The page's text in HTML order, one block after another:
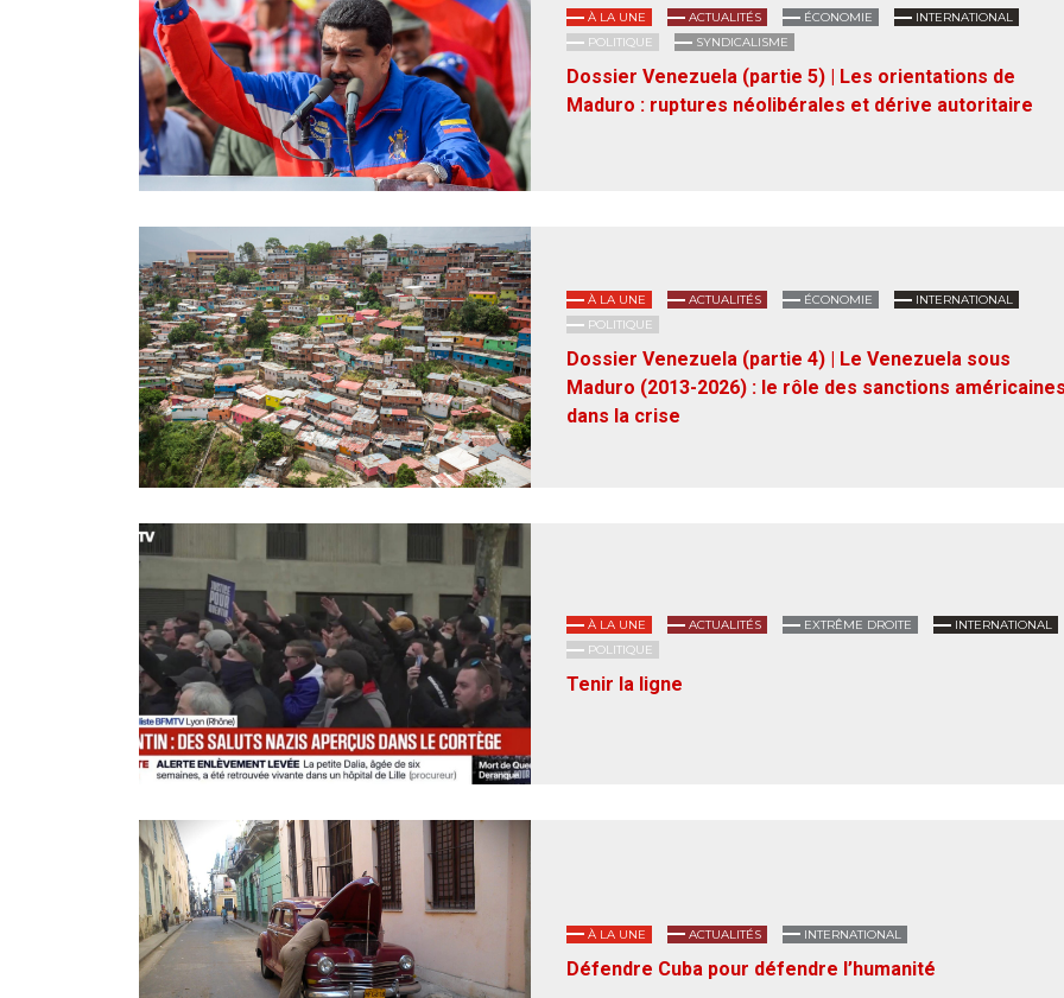
À LA UNE ACTUALITÉS ÉCONOMIE
INTERNATIONAL
POLITIQUE
SYNDICALISME
Dossier Venezuela (partie 5) | Les orientations de
Maduro : ruptures néolibérales et dérive autoritaire
À LA UNE ACTUALITÉS ÉCONOMIE
INTERNATIONAL
POLITIQUE
Dossier Venezuela (partie 4) | Le Venezuela sous
Maduro (2013-2026) : le rôle des sanctions
dans la crise
À LA UNE ACTUALITÉS EXTRÊME DROITE
INTERNATIONAL
POLITIQUE
Tenir la ligne
À LA UNE ACTUALITÉS INTERNATIONAL
Défendre Cuba pour défendre l’humanité